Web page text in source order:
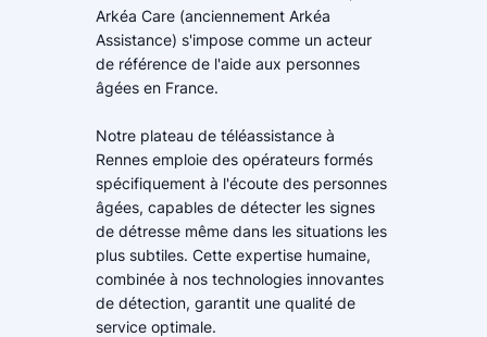
Arkéa Care (anciennement Arkéa
Assistance) s'impose comme un acteur
de référence de l'aide aux personnes
âgées en France.
Notre plateau de téléassistance à
Rennes emploie des opérateurs formés
spécifiquement à l'écoute des personnes
âgées, capables de détecter les signes
de détresse même dans les situations les
plus subtiles. Cette expertise humaine,
combinée à nos technologies innovantes
de détection, garantit une qualité de
service optimale.